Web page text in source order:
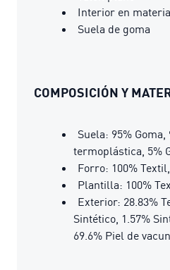
Interior en
Suela de goma
COMPOSICIÓN Y
Suela: 95% Goma,
termoplástica, 5%
Forro: 100%
Plantilla: 100%
Exterior: 28.83%
Sintético, 1.57%
69.6% Piel de